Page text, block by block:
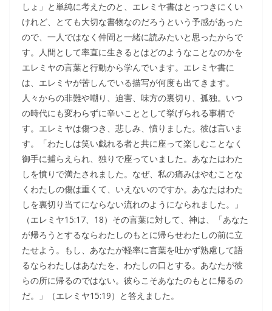
しょ」と単純に考えたのと、エレミヤ書はとっつきにくい
けれど、とても大切な書物なのだろうという予感があった
ので、一人ではなく仲間と一緒に読みたいと思ったからで
す。人間として率直に生きるとはどのようなことなのかを
エレミヤの言葉と行動から学んでいます。エレミヤ書に
は、エレミヤが苦しんでいる描写が何度も出てきます。
人々からの非難や嘲り、迫害、味方の裏切り、孤独。いつ
の時代にも変わらずに辛いこととして挙げられる事柄で
す。エレミヤは傷つき、悲しみ、憤りました。彼は言いま
す。「わたしは笑い戯れる者と共に座って楽しむことなく
御手に捕らえられ、独りで座っていました。あなたはわた
しを憤りで満たされました。なぜ、私の痛みはやむことな
くわたしの傷は重くて、いえないのですか。あなたはわた
しを裏切り当てにならない流れのようになられました。」
（エレミヤ15:17、18）その言葉に対して、神は、「あなた
が帰ろうとするならわたしのもとに帰らせわたしの前に立
たせよう。もし、あなたが軽率に言葉を吐かず熟慮して語
るならわたしはあなたを、わたしの口とする。あなたが彼
らの所に帰るのではない。彼らこそあなたのもとに帰るの
だ。」（エレミヤ15:19）と答えました。